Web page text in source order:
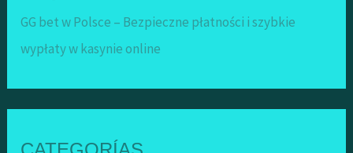
GG bet w Polsce – Bezpieczne płatności i szybkie
wypłaty w kasynie online